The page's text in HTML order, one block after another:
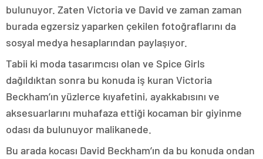
bulunuyor. Zaten Victoria ve David ve zaman zaman
burada egzersiz yaparken çekilen fotoğraflarını da
sosyal medya hesaplarından paylaşıyor.
Tabii ki moda tasarımcısı olan ve Spice Girls
dağıldıktan sonra bu konuda iş kuran Victoria
Beckham’ın yüzlerce kıyafetini, ayakkabısını ve
aksesuarlarını muhafaza ettiği kocaman bir giyinme
odası da bulunuyor malikanede.
Bu arada kocası David Beckham’ın da bu konuda ondan